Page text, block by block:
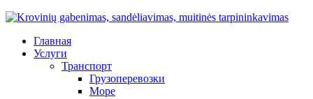
Главная
Услуги
Транспорт
Грузоперевозки
Море